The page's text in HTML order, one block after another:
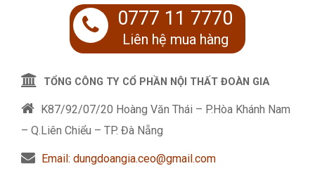
0777 11 7770
Liên hệ mua hàng
TỔNG CÔNG TY CỔ PHẦN NỘI THẤT ĐOÀN GIA
K87/92/07/20 Hoàng Văn Thái – P.Hòa Khánh Nam
– Q.Liên Chiểu – TP. Đà Nẵng
Email: dungdoangia.ceo@gmail.com